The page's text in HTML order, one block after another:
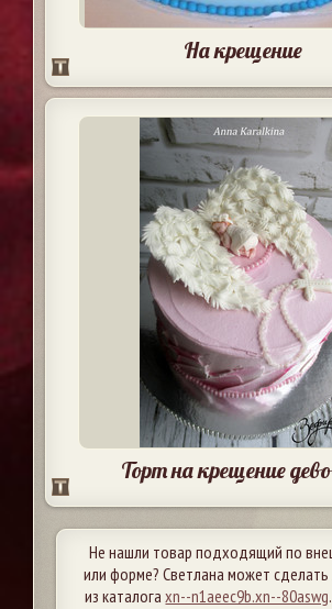
На крещение
Торт на крещение
Не нашли товар подходящий по
или форме? Светлана может
из каталогаxn--n1aeec9b.xn--80aswg